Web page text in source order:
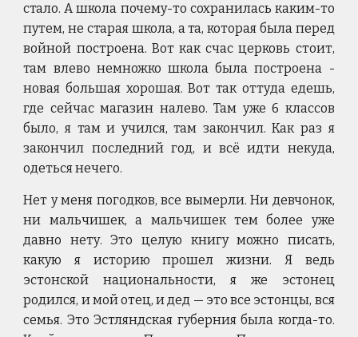
стало. А школа почему-то сохранилась каким-то
путем, не старая школа, а та, которая была перед
войной построена. Вот как счас церковь стоит,
там влево немножко школа была построена -
новая большая хорошая. Вот так оттуда едешь,
где сейчас магазин налево. Там уже 6 классов
было, я там и учился, там закончил. Как раз я
закончил последний год, и всё идти некуда,
одеться нечего.
Нет у меня погодков, все вымерли. Ни девчонок,
ни мальчишек, а мальчишек тем более уже
давно нету. Это целую книгу можно писать,
какую я историю прошел жизни. Я ведь
эстонской национальности, я же эстонец
родился, и мой отец, и дед — это все эстонцы, вся
семья. Это Эстляндская губерния была когда-то.